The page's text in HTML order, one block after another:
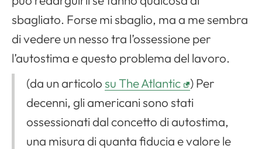
sbagliato. Forse mi sbaglio, ma a me sembra
di vedere un nesso tra l’ossessione per
l’autostima e questo problema del lavoro.
(da un articolosu The Atlantic
) Per
decenni, gli americani sono stati
ossessionati dal concetto di autostima,
una misura di quanta fiducia e valore le